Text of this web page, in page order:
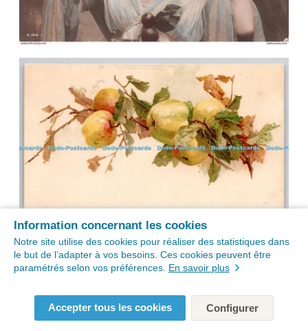
Information concernant les cookies
Notre site utilise des cookies pour réaliser des statistiques dans
le but de l’adapter à vos besoins. Ces cookies peuvent être
paramétrés selon vos préférences. En savoir plus
Accepter tous les cookies Configurer